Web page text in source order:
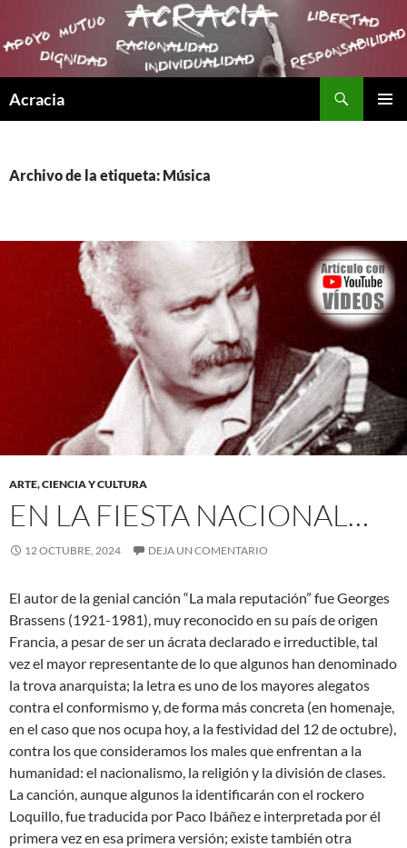
Acracia
Archivo de la etiqueta: Música
ARTE, CIENCIA Y CULTURA
EN LA FIESTA NACIONAL…
12 OCTUBRE, 2024 DEJA UN COMENTARIO
El autor de la genial canción “La mala reputación” fue Georges
Brassens (1921-1981), muy reconocido en su país de origen
Francia, a pesar de ser un ácrata declarado e irreductible, tal
vez el mayor representante de lo que algunos han denominado
la trova anarquista; la letra es uno de los mayores alegatos
contra el conformismo y, de forma más concreta (en homenaje,
en el caso que nos ocupa hoy, a la festividad del 12 de octubre),
contra los que consideramos los males que enfrentan a la
humanidad: el nacionalismo, la religión y la división de clases.
La canción, aunque algunos la identificarán con el rockero
Loquillo, fue traducida por Paco Ibáñez e interpretada por él
primera vez en esa primera versión; existe también otra